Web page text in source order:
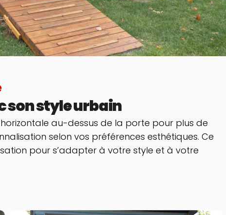
son style urbain
au-dessus de la porte pour plus de
selon vos préférences esthétiques. Ce
pour s’adapter à votre style et à votre